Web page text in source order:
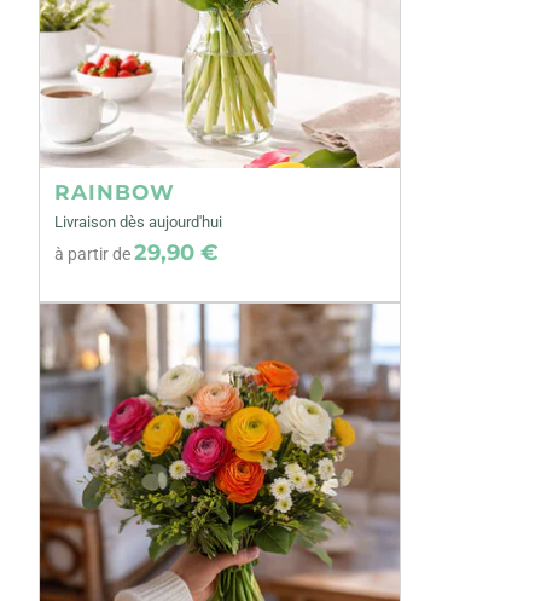
RAINBOW
Livraison dès aujourd'hui
à partir de29,90 €